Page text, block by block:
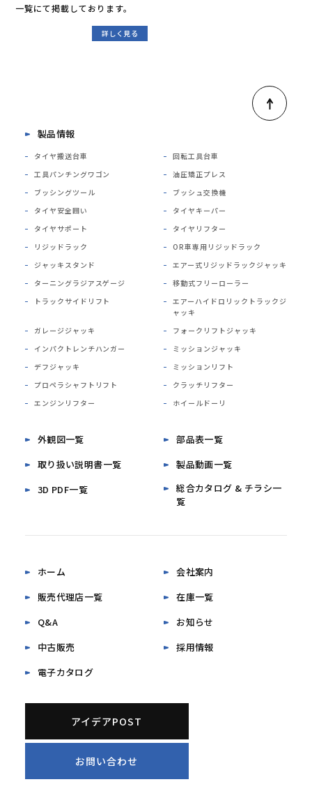
一覧にて掲載しております。
詳しく見る
製品情報
タイヤ搬送台車
回転工具台車
工具パンチングワゴン
油圧矯正プレス
ブッシングツール
ブッシュ交換機
タイヤ安全囲い
タイヤキーパー
タイヤサポート
タイヤリフター
リジッドラック
OR車専用リジッドラック
ジャッキスタンド
エアー式リジッドラックジャッキ
ターニングラジアスゲージ
移動式フリーローラー
トラックサイドリフト
エアーハイドロリックトラックジ
ャッキ
ガレージジャッキ
フォークリフトジャッキ
インパクトレンチハンガー
ミッションジャッキ
デフジャッキ
ミッションリフト
プロペラシャフトリフト
クラッチリフター
エンジンリフター
ホイールドーリ
外観図一覧
部品表一覧
取り扱い説明書一覧
製品動画一覧
3D PDF一覧
総合カタログ & チラシ一
覧
ホーム
会社案内
販売代理店一覧
在庫一覧
Q&A
お知らせ
中古販売
採用情報
電子カタログ
アイデアPOST
お問い合わせ